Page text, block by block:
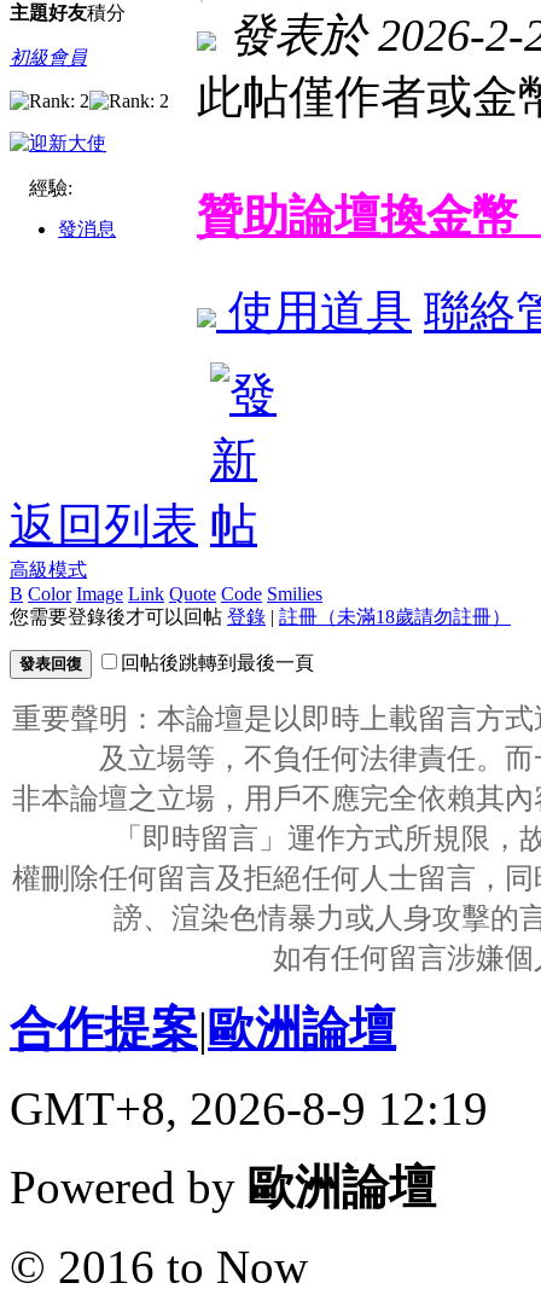
主題好友積分
初級會員
經驗:
發消息
發表於 2026-2-
此帖僅作者或金
贊助論壇換金
使用道具 聯絡
返回列表
高級模式
B Color Image Link Quote Code Smilies
您需要登錄後才可以回帖 登錄 | 註冊（未滿18歲請勿註冊）
發表回復 回帖後跳轉到最後一頁
重要聲明：本論壇是以即時上載留言方
及立場等，不負任何法律責任。
非本論壇之立場，用戶不應完全依賴其
「即時留言」運作方式所規限
權刪除任何留言及拒絕任何人士留言，
謗、渲染色情暴力或人身攻擊的
如有任何留言涉嫌
合作提案|歐洲論壇
GMT+8, 2026-8-9 12:19
Powered by 歐洲論壇
© 2016 to Now